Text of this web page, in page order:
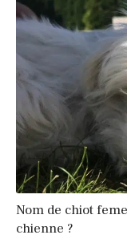
Nom de chiot
chienne ?